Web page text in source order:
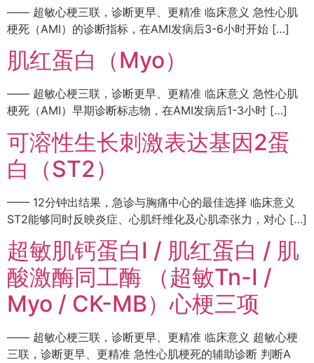
—— 超敏心梗三联，诊断更早、更精准 临床意义 急性心肌
梗死（AMI）的诊断指标，在AMI发病后3-6小时开始 […]
肌红蛋白（Myo）
—— 超敏心梗三联，诊断更早、更精准 临床意义 急性心肌
梗死（AMI）早期诊断标志物，在AMI发病后1-3小时 […]
可溶性生长刺激表达基因2蛋
白（ST2）
—— 12分钟出结果，急诊与胸痛中心的最佳选择 临床意义
ST2能够同时反映炎症、心肌纤维化及心肌牵张力，对心 […]
超敏肌钙蛋白I / 肌红蛋白 / 肌
酸激酶同工酶 （超敏Tn-I /
Myo / CK-MB）心梗三项
—— 超敏心梗三联，诊断更早、更精准 临床意义 超敏心梗
三联，诊断更早、更精准 急性心肌梗死的辅助诊断 判断A